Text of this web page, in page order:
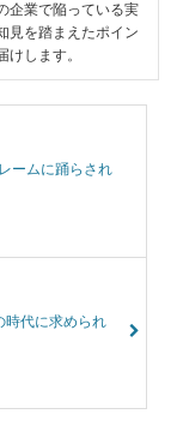
企業で陥っている実
見を踏まえたポイン
けします。
ームに踊らされ
時代に求められ